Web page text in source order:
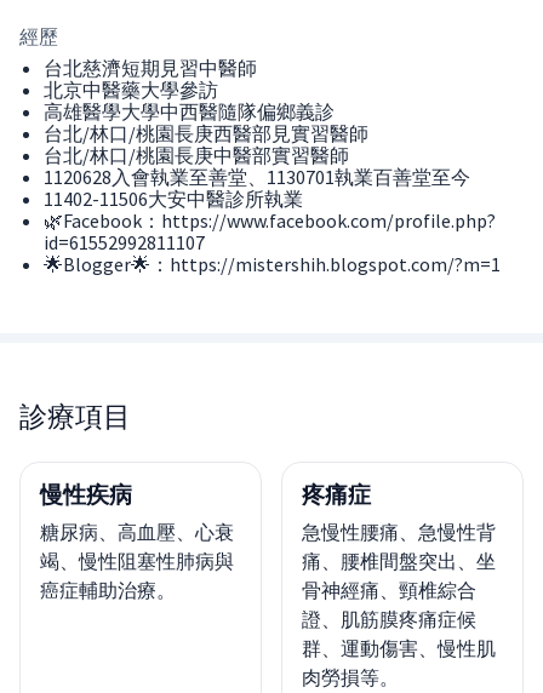
經歷
台北慈濟短期見習中醫師
北京中醫藥大學參訪
高雄醫學大學中西醫隨隊偏鄉義診
台北/林口/桃園長庚西醫部見實習醫師
台北/林口/桃園長庚中醫部實習醫師
1120628入會執業至善堂、1130701執業百善堂至今
11402-11506大安中醫診所執業
🌿Facebook：https://www.facebook.com/profile.php?
id=61552992811107
🌟Blogger🌟：https://mistershih.blogspot.com/?m=1
診療項目
慢性疾病
糖尿病、高血壓、心衰
竭、慢性阻塞性肺病與
癌症輔助治療。
疼痛症
急慢性腰痛、急慢性背
痛、腰椎間盤突出、坐
骨神經痛、頸椎綜合
證、肌筋膜疼痛症候
群、運動傷害、慢性肌
肉勞損等。